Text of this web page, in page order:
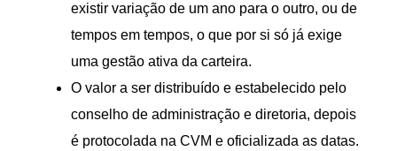
existir variação de um ano para o outro, ou de
tempos em tempos, o que por si só já exige
uma gestão ativa da carteira.
O valor a ser distribuído e estabelecido pelo
conselho de administração e diretoria, depois
é protocolada na CVM e oficializada as datas.